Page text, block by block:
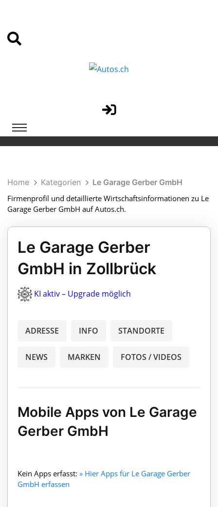
Home Kategorien
Le Garage Gerber GmbH
Firmenprofil und detaillierte Wirtschaftsinformationen zu Le
Garage Gerber GmbH auf Autos.ch.
Le Garage Gerber
GmbH in Zollbrück
KI aktiv – Upgrade möglich
ADRESSE INFO STANDORTE
NEWS MARKEN FOTOS / VIDEOS
Mobile Apps von Le Garage
Gerber GmbH
Kein Apps erfasst: » Hier Apps für Le Garage Gerber
GmbH erfassen